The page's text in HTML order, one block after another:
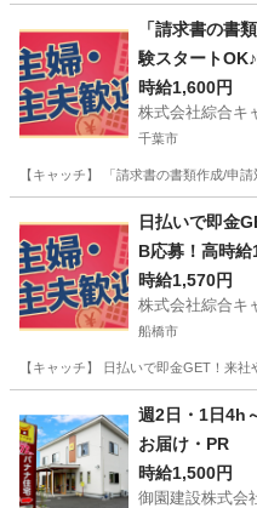
「請求書の書
験スタート
ク◎40代まで幅
時給1,600円
株式会社綜合キ
千葉市
【キャッチ】 「請求書の書類作成/
その他
日払いで即金
B応募！高時
窓口」20代～
中！
時給1,570円
株式会社綜合キ
船橋市
【キャッチ】 日払いで即金GET！来
電話対応
週2日・1日4h
お届け・PR
時給1,500円
御園建設株式会